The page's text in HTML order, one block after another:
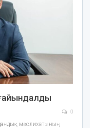
0
мәслихатының